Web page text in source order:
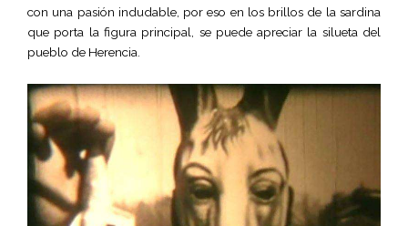
con una pasión indudable, por eso en los brillos de la sardina
que porta la figura principal, se puede apreciar la silueta del
pueblo de Herencia.